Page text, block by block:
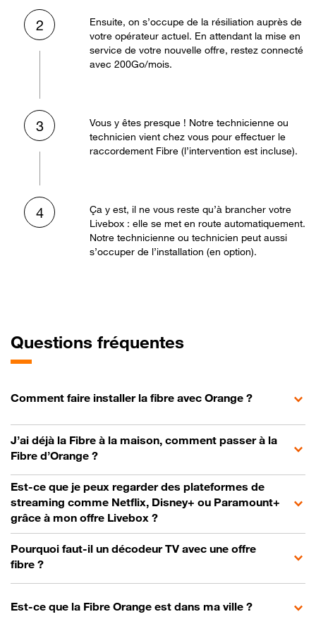
2
Ensuite, on s’occupe de la résiliation auprès de
votre opérateur actuel. En attendant la mise en
service de votre nouvelle offre, restez connecté
avec 200Go/mois.
3
Vous y êtes presque ! Notre technicienne ou
technicien vient chez vous pour effectuer le
raccordement Fibre (l’intervention est incluse).
4
Ça y est, il ne vous reste qu’à brancher votre
Livebox : elle se met en route automatiquement.
Notre technicienne ou technicien peut aussi
s’occuper de l’installation (en option).
Questions fréquentes
Comment faire installer la fibre avec Orange ?
J’ai déjà la Fibre à la maison, comment passer à la
Fibre d’Orange ?
Est-ce que je peux regarder des plateformes de
streaming comme Netflix, Disney+ ou Paramount+
grâce à mon offre Livebox ?
Pourquoi faut-il un décodeur TV avec une offre
fibre ?
Est-ce que la Fibre Orange est dans ma ville ?